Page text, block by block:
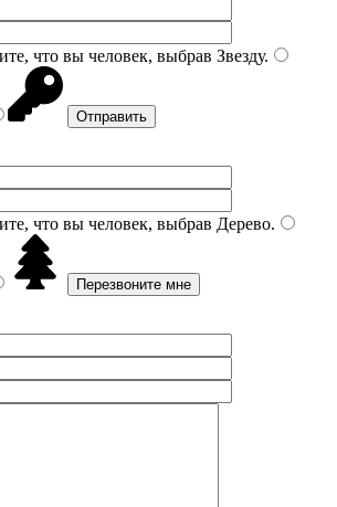
что вы человек, выбрав Звезду.
что вы человек, выбрав Дерево.